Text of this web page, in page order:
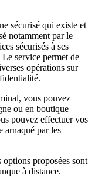
sécurisé qui existe et
notamment par le
sécurisés à ses
service permet de
opérations sur
vous pouvez
ou en boutique
pouvez effectuer vos
arnaqué par les
proposées sont
à distance.